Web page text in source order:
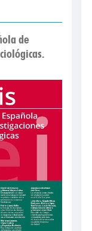
de